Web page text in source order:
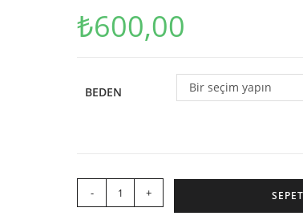
₺600,00
BEDEN Bir seçim yapın
- +